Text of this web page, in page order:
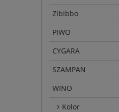
Zibibbo
PIWO
CYGARA
SZAMPAN
WINO
Kolor